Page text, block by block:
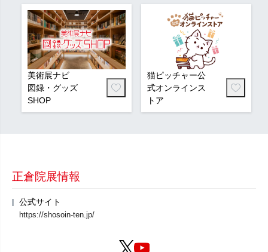
美術展ナビ
図録・グッズ
SHOP
猫ピッチャー公
式オンラインス
トア
正倉院展情報
公式サイト
https://shosoin-ten.jp/